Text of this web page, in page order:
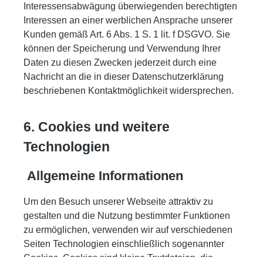
Interessensabwägung überwiegenden berechtigten
Interessen an einer werblichen Ansprache unserer
Kunden gemäß Art. 6 Abs. 1 S. 1 lit. f DSGVO. Sie
können der Speicherung und Verwendung Ihrer
Daten zu diesen Zwecken jederzeit durch eine
Nachricht an die in dieser Datenschutzerklärung
beschriebenen Kontaktmöglichkeit widersprechen.
6. Cookies und weitere
Technologien
Allgemeine Informationen
Um den Besuch unserer Webseite attraktiv zu
gestalten und die Nutzung bestimmter Funktionen
zu ermöglichen, verwenden wir auf verschiedenen
Seiten Technologien einschließlich sogenannter